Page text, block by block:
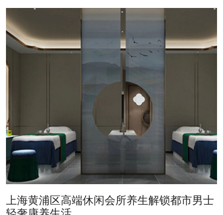
上海黄浦区高端休闲会所养生解锁都市男士